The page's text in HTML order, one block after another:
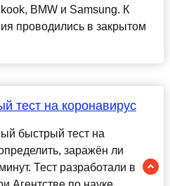
BMW и Samsung. К
проводились в закрытом
тест на коронавирус
быстрый тест на
заражён ли
Тест разработали в